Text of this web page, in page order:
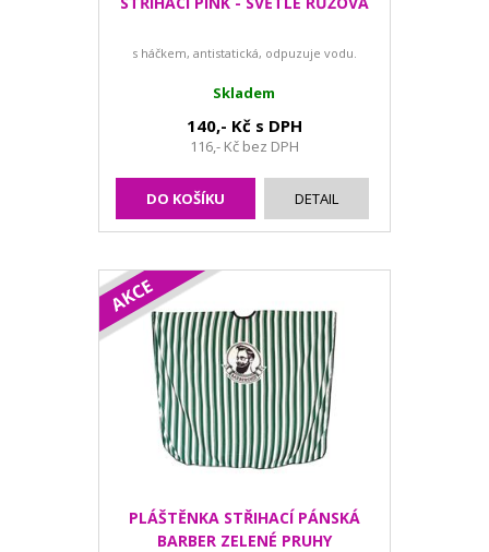
s háčkem, antistatická, odpuzuje vodu.
Skladem
140,- Kč s DPH
116,- Kč bez DPH
DO KOŠÍKU DETAIL
PLÁŠTĚNKA STŘIHACÍ PÁNSKÁ
BARBER ZELENÉ PRUHY